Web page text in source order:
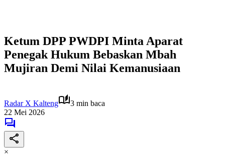
Ketum DPP PWDPI Minta Aparat
Penegak Hukum Bebaskan Mbah
Mujiran Demi Nilai Kemanusiaan
Radar X Kalteng
3 min baca
22 Mei 2026
×